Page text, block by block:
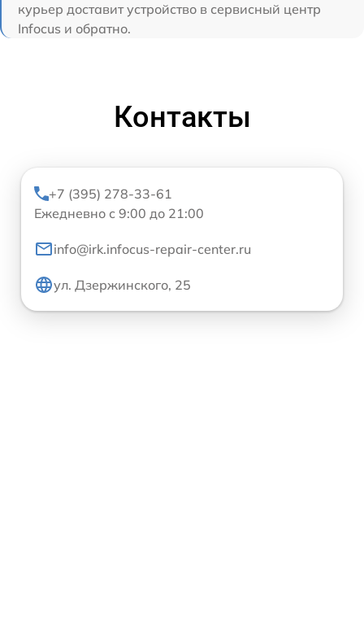
курьер доставит устройство в сервисный центр
Infocus и обратно.
Контакты
+7 (395) 278-33-61
Ежедневно с 9:00 до 21:00
info@irk.infocus-repair-center.ru
ул. Дзержинского, 25